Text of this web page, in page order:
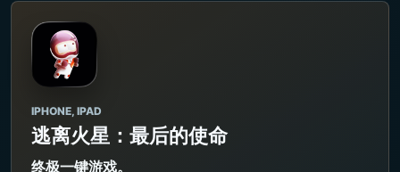
IPHONE, IPAD
逃离火星：最后的使命
终极一键游戏。